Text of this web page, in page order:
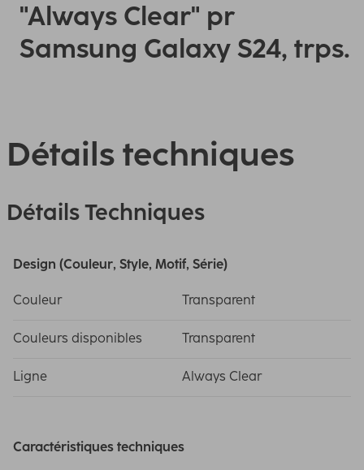
"Always Clear" pr
Samsung Galaxy S24, trps.
Détails techniques
Détails Techniques
Design (Couleur, Style, Motif, Série)
Couleur Transparent
Couleurs disponibles Transparent
Ligne Always Clear
Caractéristiques techniques